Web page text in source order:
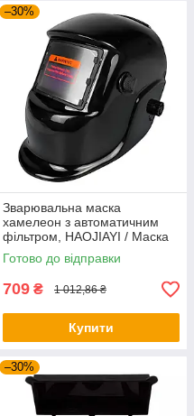
–30%
Зварювальна маска
хамелеон з автоматичним
фільтром, HAOJIAYI / Маска
зварювальника / Маска для
зварювання
Готово до відправки
709 ₴ 1 012,86 ₴
Купити
–30%